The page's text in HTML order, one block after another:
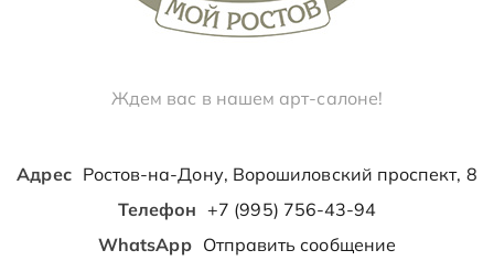
Ждем вас в нашем арт-салоне!
Адрес Ростов-на-Дону, Ворошиловский проспект, 8
Телефон +7 (995) 756-43-94
WhatsApp Отправить сообщение